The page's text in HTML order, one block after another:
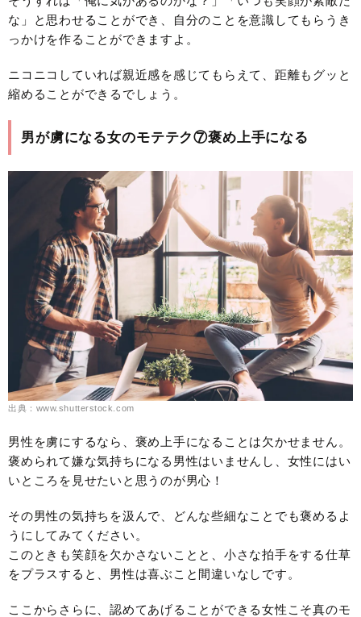
な」と思わせることができ、自分のことを意識してもらうき
っかけを作ることができますよ。
ニコニコしていれば親近感を感じてもらえて、距離もグッと
縮めることができるでしょう。
男が虜になる女のモテテク⑦褒め上手になる
出典：www.shutterstock.com
男性を虜にするなら、褒め上手になることは欠かせません。
褒められて嫌な気持ちになる男性はいませんし、女性にはい
いところを見せたいと思うのが男心！
その男性の気持ちを汲んで、どんな些細なことでも褒めるよ
うにしてみてください。
このときも笑顔を欠かさないことと、小さな拍手をする仕草
をプラスすると、男性は喜ぶこと間違いなしです。
ここからさらに、認めてあげることができる女性こそ真のモ